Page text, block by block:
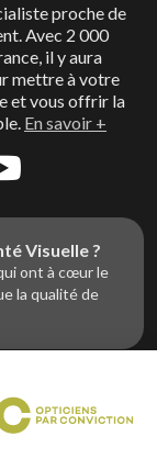
proche de
Avec 2 000
il y aura
mettre à votre
et vous offrir la
En savoir +
Visuelle ?
ont à cœur le
la qualité de
la vue et
?
d’achats et